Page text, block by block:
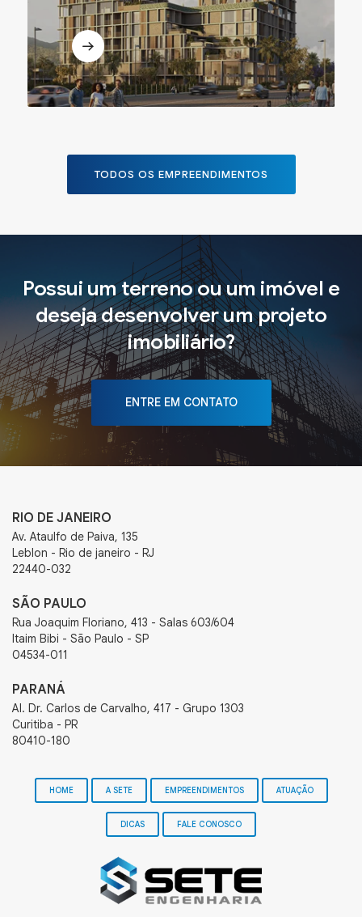
TODOS OS EMPREENDIMENTOS
Possui um terreno ou um imóvel e
deseja desenvolver um projeto
imobiliário?
ENTRE EM CONTATO
RIO DE JANEIRO
Av. Ataulfo de Paiva, 135
Leblon - Rio de janeiro - RJ
22440-032
SÃO PAULO
Rua Joaquim Floriano, 413 - Salas 603/604
Itaim Bibi - São Paulo - SP
04534-011
PARANÁ
Al. Dr. Carlos de Carvalho, 417 - Grupo 1303
Curitiba - PR
80410-180
HOME A SETE EMPREENDIMENTOS ATUAÇÃO
DICAS FALE CONOSCO